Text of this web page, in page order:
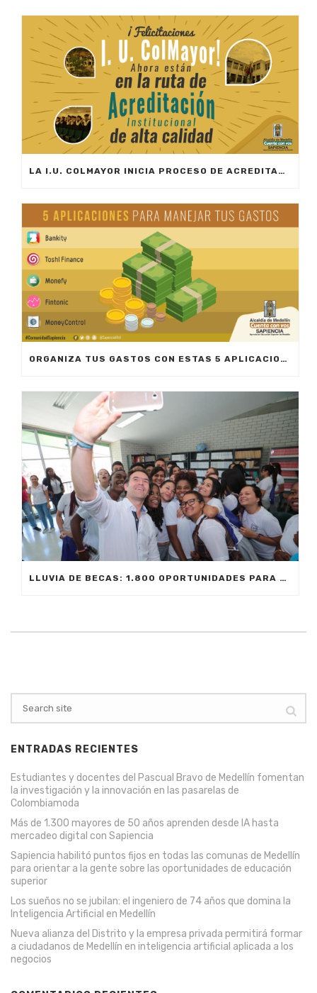
LA I.U. COLMAYOR INICIA PROCESO DE ACREDITACIÓN INSTITUCIONAL
ORGANIZA TUS GASTOS CON ESTAS 5 APLICACIONES
LLUVIA DE BECAS: 1.800 OPORTUNIDADES PARA ESTUDIAR TECNOLOGÍAS
ENTRADAS RECIENTES
Estudiantes y docentes del Pascual Bravo de Medellín fomentan
la investigación y la innovación en las pasarelas de
Colombiamoda
Más de 1.300 mayores de 50 años aprenden desde IA hasta
mercadeo digital con Sapiencia
Sapiencia habilitó puntos fijos en todas las comunas de Medellín
para orientar a la gente sobre las oportunidades de educación
superior
Los sueños no se jubilan: el ingeniero de 74 años que domina la
Inteligencia Artificial en Medellín
Nueva alianza del Distrito y la empresa privada permitirá formar
a ciudadanos de Medellín en inteligencia artificial aplicada a los
negocios